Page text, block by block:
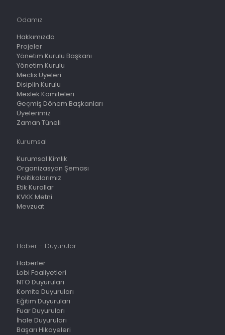
Odamız
Hakkımızda
Projeler
Yönetim Kurulu Başkanı
Yönetim Kurulu
Meclis Üyeleri
Disiplin Kurulu
Meslek Komiteleri
Geçmiş Dönem Başkanları
Üyelerimiz
Zaman Tüneli
Kurumsal
Kurumsal Kimlik
Organizasyon Şeması
Politikalarımız
Etik Kurallar
KVKK Metni
Mevzuat
Haber - Duyurular
Haberler
Lobi Faaliyetleri
NTO Duyuruları
Komite Duyuruları
Eğitim Duyuruları
Fuar Duyuruları
İhale Duyuruları
Başarı Hikayeleri